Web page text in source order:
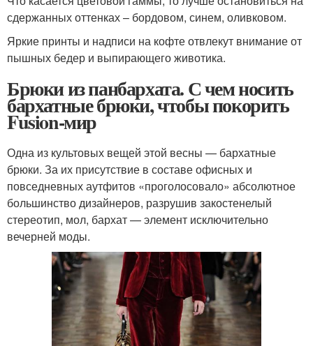
сдержанных оттенках – бордовом, синем, оливковом.
Яркие принты и надписи на кофте отвлекут внимание от
пышных бедер и выпирающего животика.
Брюки из панбархата. С чем носить
бархатные брюки, чтобы покорить
Fusion-мир
Одна из культовых вещей этой весны — бархатные
брюки. За их присутствие в составе офисных и
повседневных аутфитов «проголосовало» абсолютное
большинство дизайнеров, разрушив закостенелый
стереотип, мол, бархат — элемент исключительно
вечерней моды.